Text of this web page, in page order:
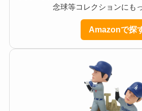
念球等コレクションにも
Amazonで探